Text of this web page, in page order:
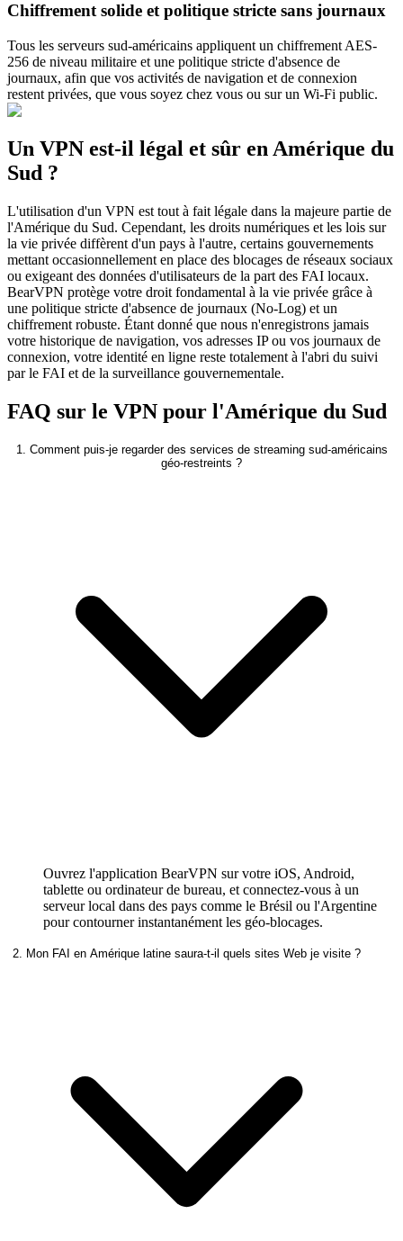
Chiffrement solide et politique stricte sans journaux
Tous les serveurs sud-américains appliquent un chiffrement AES-
256 de niveau militaire et une politique stricte d'absence de
journaux, afin que vos activités de navigation et de connexion
restent privées, que vous soyez chez vous ou sur un Wi-Fi public.
Un VPN est-il légal et sûr en Amérique du
Sud ?
L'utilisation d'un VPN est tout à fait légale dans la majeure partie de
l'Amérique du Sud. Cependant, les droits numériques et les lois sur
la vie privée diffèrent d'un pays à l'autre, certains gouvernements
mettant occasionnellement en place des blocages de réseaux sociaux
ou exigeant des données d'utilisateurs de la part des FAI locaux.
BearVPN protège votre droit fondamental à la vie privée grâce à
une politique stricte d'absence de journaux (No-Log) et un
chiffrement robuste. Étant donné que nous n'enregistrons jamais
votre historique de navigation, vos adresses IP ou vos journaux de
connexion, votre identité en ligne reste totalement à l'abri du suivi
par le FAI et de la surveillance gouvernementale.
FAQ sur le VPN pour l'Amérique du Sud
1. Comment puis-je regarder des services de streaming sud-américains
géo-restreints ?
Ouvrez l'application BearVPN sur votre iOS, Android,
tablette ou ordinateur de bureau, et connectez-vous à un
serveur local dans des pays comme le Brésil ou l'Argentine
pour contourner instantanément les géo-blocages.
2. Mon FAI en Amérique latine saura-t-il quels sites Web je visite ?